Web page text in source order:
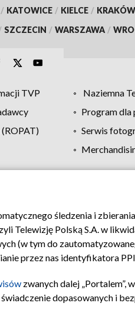
/ KATOWICE / KIELCE / KRAKÓW
SZCZECIN / WARSZAWA /
TVP Naziemna
Program dla
Serwis
Pomoc Biuro
śledzenia i
Telewizję Polską S.A. w
(w tym do
przez nas identyfikatora
zwanych dalej „Portalem”,
dopasowanych i